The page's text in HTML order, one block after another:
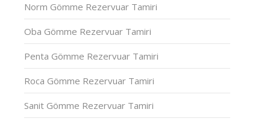
Norm Gömme Rezervuar Tamiri
Oba Gömme Rezervuar Tamiri
Penta Gömme Rezervuar Tamiri
Roca Gömme Rezervuar Tamiri
Sanit Gömme Rezervuar Tamiri